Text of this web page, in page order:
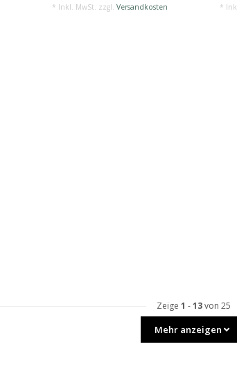
* Inkl. MwSt. zzgl. Versandkosten *
Zeige 1 -13von 25
Mehr anzeigen